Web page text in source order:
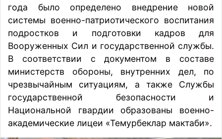
года было определено внедрение новой
системы военно-патриотического воспитания
подростков и подготовки кадров для
Вооруженных Сил и государственной службы.
В соответствии с документом в составе
министерств обороны, внутренних дел, по
чрезвычайным ситуациям, а также Службы
государственной безопасности и
Национальной гвардии образованы военно-
академические лицеи «Темурбеклар мактаби».